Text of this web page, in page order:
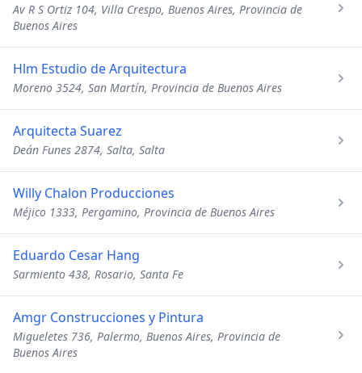
Av R S Ortiz 104, Villa Crespo, Buenos Aires, Provincia de
Buenos Aires
Hlm Estudio de Arquitectura
Moreno 3524, San Martín, Provincia de Buenos Aires
Arquitecta Suarez
Deán Funes 2874, Salta, Salta
Willy Chalon Producciones
Méjico 1333, Pergamino, Provincia de Buenos Aires
Eduardo Cesar Hang
Sarmiento 438, Rosario, Santa Fe
Amgr Construcciones y Pintura
Migueletes 736, Palermo, Buenos Aires, Provincia de
Buenos Aires